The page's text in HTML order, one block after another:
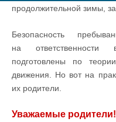
продолжительной зимы,
Безопасность
на ответственности
подготовлены по
движения. Но вот на
их родители.
Уважаемые родители!